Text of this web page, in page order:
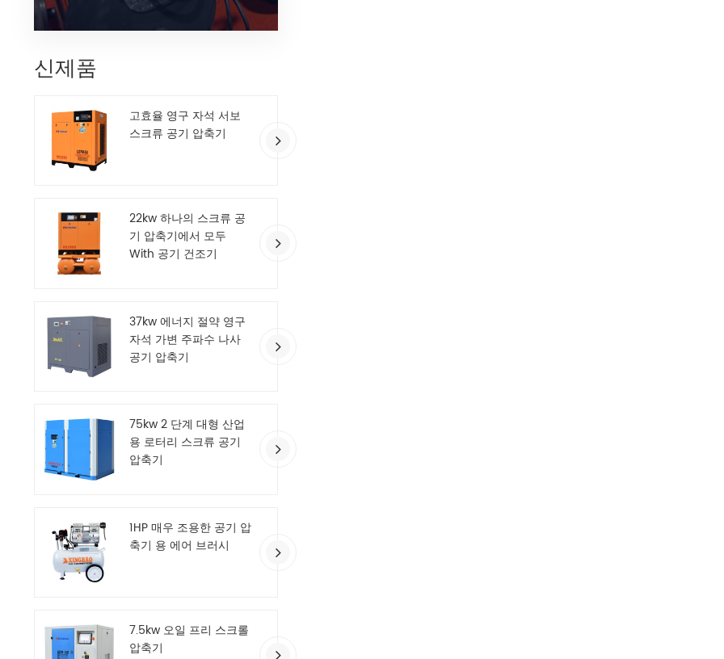
신제품
고효율 영구 자석 서보
스크류 공기 압축기
22kw 하나의 스크류 공
기 압축기에서 모두
With 공기 건조기
37kw 에너지 절약 영구
자석 가변 주파수 나사
공기 압축기
75kw 2 단계 대형 산업
용 로터리 스크류 공기
압축기
1HP 매우 조용한 공기 압
축기 용 에어 브러시
7.5kw 오일 프리 스크롤
압축기